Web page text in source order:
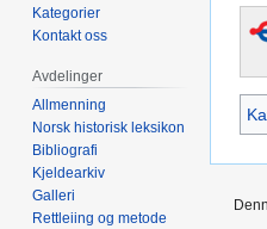
Kategorier
Kontakt oss
Avdelinger
Allmenning
Norsk historisk leksikon
Bibliografi
Kjeldearkiv
Galleri
Rettleiing og metode